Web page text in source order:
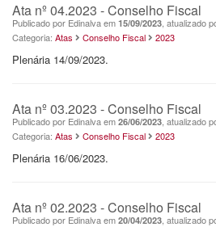
Ata nº 04.2023 - Conselho Fiscal
Publicado por Edinalva em 15/09/2023 , atualizado
Categoria: Atas Conselho Fiscal 2023
Plenária 14/09/2023.
Ata nº 03.2023 - Conselho Fiscal
Publicado por Edinalva em 26/06/2023 , atualizado
Categoria: Atas Conselho Fiscal 2023
Plenária 16/06/2023.
Ata nº 02.2023 - Conselho Fiscal
Publicado por Edinalva em 20/04/2023 , atualizado